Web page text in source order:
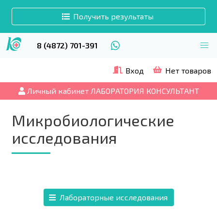
Получить результаты
8 (4872) 701-391
Вход Нет товаров
Личный кабинет ЛАБОРАТОРИЯ КОНСУЛЬТАНТ
Микробиологические
исследования
Лабораторные исследования